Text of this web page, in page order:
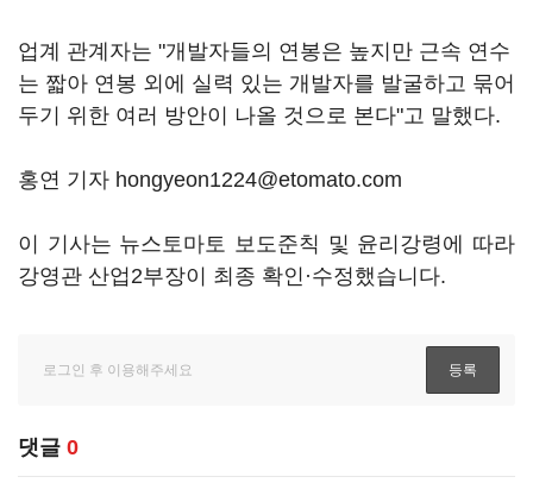
업계 관계자는 "개발자들의 연봉은 높지만 근속 연수
는 짧아 연봉 외에 실력 있는 개발자를 발굴하고 묶어
두기 위한 여러 방안이 나올 것으로 본다"고 말했다.
홍연 기자 hongyeon1224@etomato.com
이 기사는 뉴스토마토 보도준칙 및 윤리강령에 따라
강영관 산업2부장이 최종 확인·수정했습니다.
댓글 0